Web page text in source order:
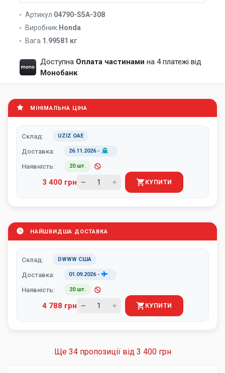
Артикул 04790-S5A-308
Виробник Honda
Вага 1.99581 кг
Доступна Оплата частинами на 4 платежі від
Монобанк
МІНІМАЛЬНА ЦІНА
Склад: UZIZ ОАЕ
Доставка: 26.11.2026-
Наявність: 20 шт.
3 400 грн КУПИТИ
НАЙШВИДША ДОСТАВКА
Склад: DWWW США
Доставка: 01.09.2026-
Наявність: 20 шт.
4 788 грн КУПИТИ
Ще 34 пропозиції від 3 400 грн